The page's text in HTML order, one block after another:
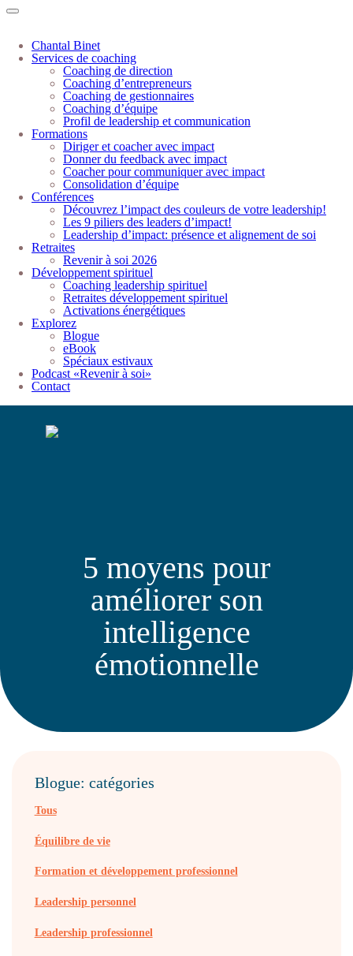
Chantal Binet
Services de coaching
Coaching de direction
Coaching d’entrepreneurs
Coaching de gestionnaires
Coaching d’équipe
Profil de leadership et communication
Formations
Diriger et coacher avec impact
Donner du feedback avec impact
Coacher pour communiquer avec impact
Consolidation d’équipe
Conférences
Découvrez l’impact des couleurs de votre leadership!
Les 9 piliers des leaders d’impact!
Leadership d’impact: présence et alignement de soi
Retraites
Revenir à soi 2026
Développement spirituel
Coaching leadership spirituel
Retraites développement spirituel
Activations énergétiques
Explorez
Blogue
eBook
Spéciaux estivaux
Podcast «Revenir à soi»
Contact
5 moyens pour
améliorer son
intelligence
émotionnelle
Blogue: catégories
Tous
Équilibre de vie
Formation et développement professionnel
Leadership personnel
Leadership professionnel